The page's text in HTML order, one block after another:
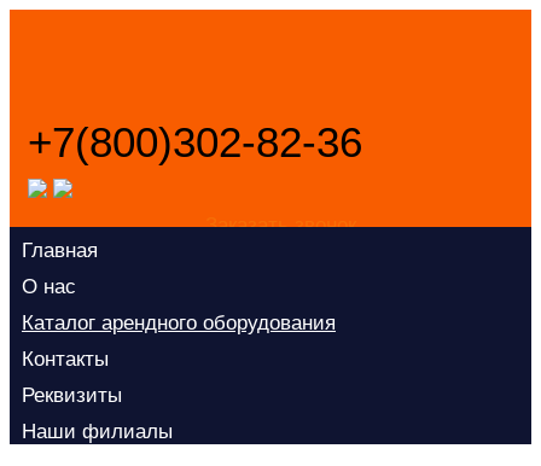
+7(800)302-82-36
Заказать звонок
Главная
О нас
Каталог арендного оборудования
Контакты
Реквизиты
Наши филиалы